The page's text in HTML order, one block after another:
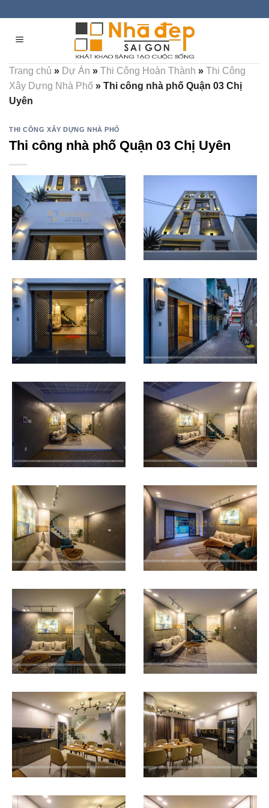
content
Trang chủ » Dự Án » Thi Công Hoàn Thành » Thi Công
Xây Dựng Nhà Phố » Thi công nhà phố Quận 03 Chị
Uyên
THI CÔNG XÂY DỰNG NHÀ PHỐ
Thi công nhà phố Quận 03 Chị Uyên